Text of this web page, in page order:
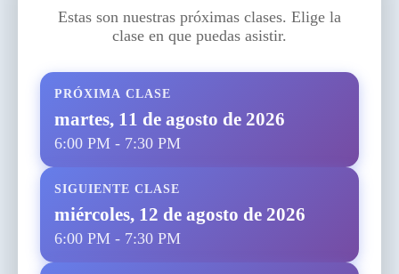
Estas son nuestras próximas clases. Elige la
clase en que puedas asistir.
PRÓXIMA CLASE
martes, 11 de agosto de 2026
6:00 PM - 7:30 PM
SIGUIENTE CLASE
miércoles, 12 de agosto de 2026
6:00 PM - 7:30 PM